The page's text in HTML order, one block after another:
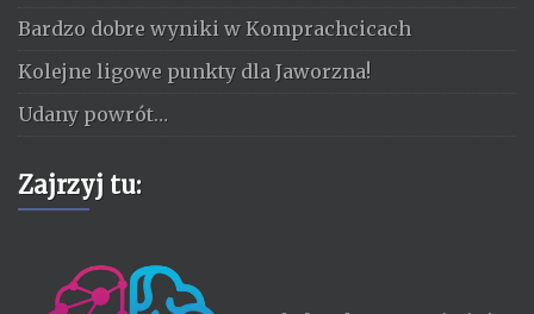
Bardzo dobre wyniki w Komprachcicach
Kolejne ligowe punkty dla Jaworzna!
Udany powrót…
Zajrzyj tu: